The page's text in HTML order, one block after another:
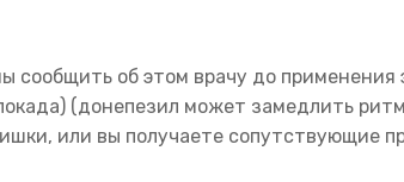
об этом врачу до применения
(донепезил может замедлить
или вы получаете сопутствующие